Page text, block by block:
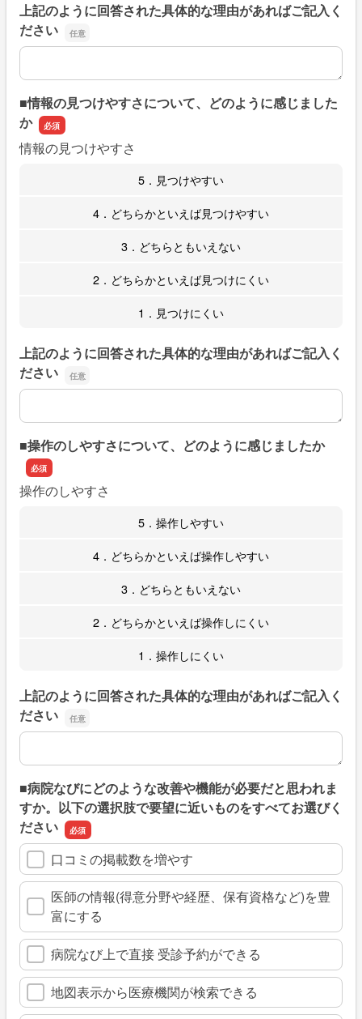
上記のように回答された具体的な理由があればご記入く
ださい
上記のように回答された具体的な理由があればご記入くだ
■情報の見つけやすさについて、どのように感じました
か
情報の見つけやすさ
5．見つけやすい
4．どちらかといえば見つけやすい
3．どちらともいえない
2．どちらかといえば見つけにくい
1．見つけにくい
上記のように回答された具体的な理由があればご記入く
ださい
上記のように回答された具体的な理由があればご記入くだ
■操作のしやすさについて、どのように感じましたか
操作のしやすさ
5．操作しやすい
4．どちらかといえば操作しやすい
3．どちらともいえない
2．どちらかといえば操作しにくい
1．操作しにくい
上記のように回答された具体的な理由があればご記入く
ださい
上記のように回答された具体的な理由があればご記入くだ
■病院なびにどのような改善や機能が必要だと思われま
すか。以下の選択肢で要望に近いものをすべてお選びく
ださい
口コミの掲載数を増やす
医師の情報(得意分野や経歴、保有資格など)を豊
富にする
病院なび上で直接 受診予約ができる
地図表示から医療機関が検索できる